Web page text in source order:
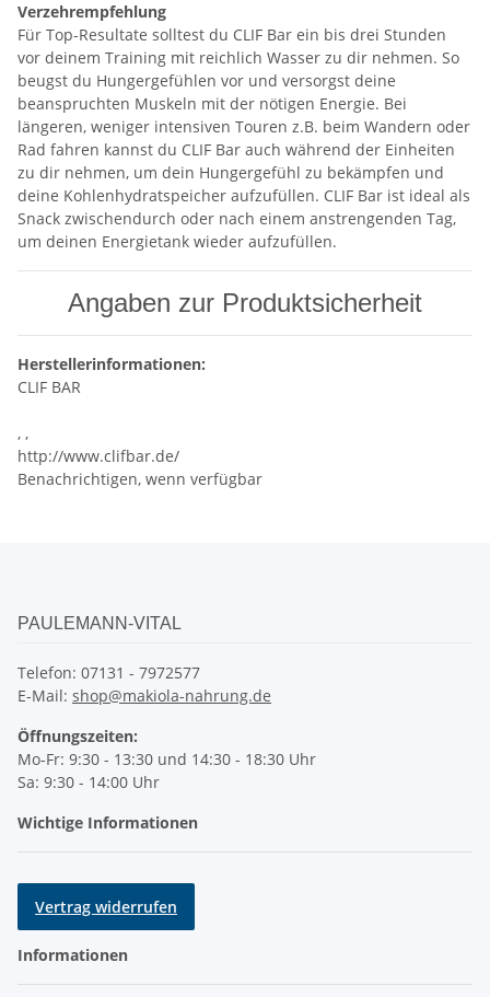
Verzehrempfehlung
Für Top-Resultate solltest du CLIF Bar ein bis drei Stunden
vor deinem Training mit reichlich Wasser zu dir nehmen. So
beugst du Hungergefühlen vor und versorgst deine
beanspruchten Muskeln mit der nötigen Energie. Bei
längeren, weniger intensiven Touren z.B. beim Wandern oder
Rad fahren kannst du CLIF Bar auch während der Einheiten
zu dir nehmen, um dein Hungergefühl zu bekämpfen und
deine Kohlenhydratspeicher aufzufüllen. CLIF Bar ist ideal als
Snack zwischendurch oder nach einem anstrengenden Tag,
um deinen Energietank wieder aufzufüllen.
Angaben zur Produktsicherheit
Herstellerinformationen:
CLIF BAR
, ,
http://www.clifbar.de/
Benachrichtigen, wenn verfügbar
PAULEMANN-VITAL
Telefon: 07131 - 7972577
E-Mail: shop@makiola-nahrung.de
Öffnungszeiten:
Mo-Fr: 9:30 - 13:30 und 14:30 - 18:30 Uhr
Sa: 9:30 - 14:00 Uhr
Wichtige Informationen
Vertrag widerrufen
Informationen